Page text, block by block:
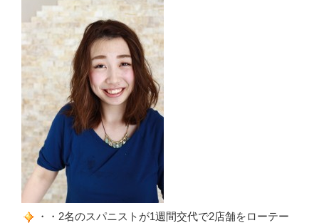
・・2名のスパニストが1週間交代で2店舗をローテー